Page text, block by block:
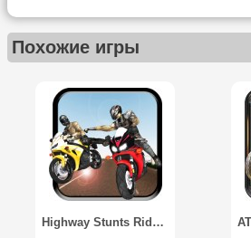
Похожие игры
Highway Stunts Riders